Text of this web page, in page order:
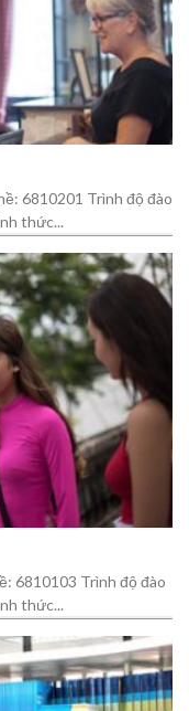
6810201 Trình độ đào
thức...
6810103 Trình độ đào
thức...